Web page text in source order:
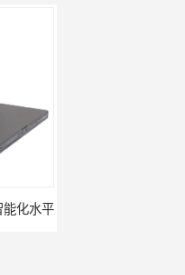
黑龙江数字法庭模拟厂家